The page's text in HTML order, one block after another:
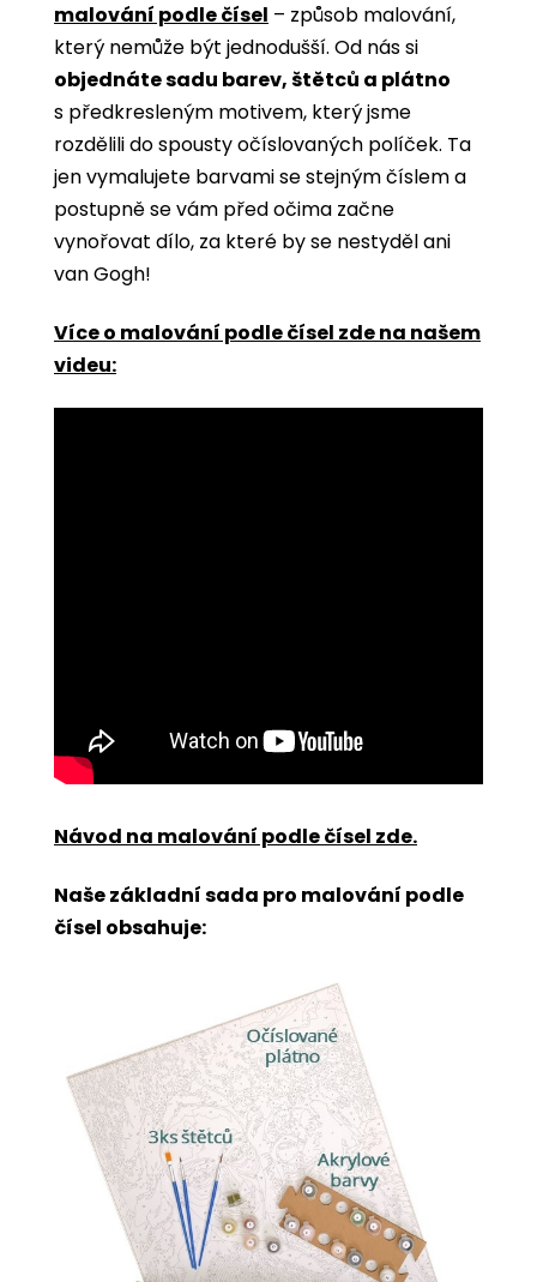
malování podle čísel ­­– způsob malování,
který nemůže být jednodušší. Od nás si
objednáte sadu barev, štětců a plátno
s předkresleným motivem, který jsme
rozdělili do spousty očíslovaných políček. Ta
jen vymalujete barvami se stejným číslem a
postupně se vám před očima začne
vynořovat dílo, za které by se nestyděl ani
van Gogh!
Více o malování podle čísel zde na našem
videu:
Návod na malování podle čísel zde.
Naše základní sada pro malování podle
čísel obsahuje: